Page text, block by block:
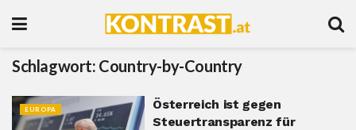
Schlagwort: Country-by-Country
EUROPA
Österreich ist gegen
Steuertransparenz für